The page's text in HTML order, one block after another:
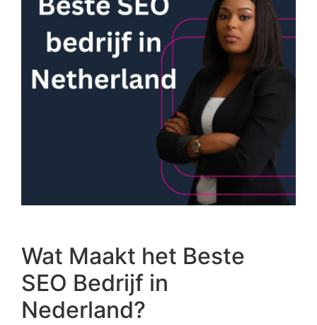
Wat Maakt het Beste
SEO Bedrijf in
Nederland?